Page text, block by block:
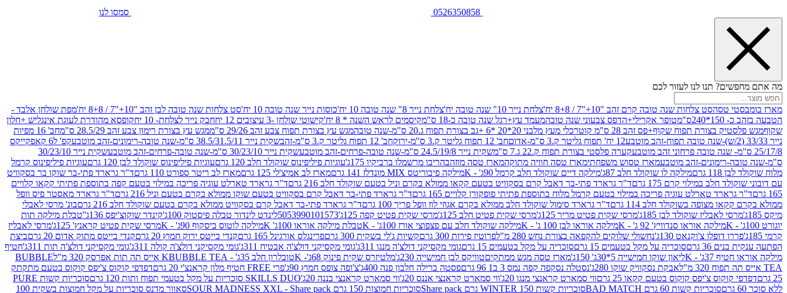
0526350858 סמסו לנו
מה אתם מחפשים? תנו לנו לעזור לכם
מארז בומבסטי טסהסט צלחות שנה טובה קרם זהב "10+"7 / 8+8 יח' צלחת נייר 10" שנה טובה יח' צלחת נייר 8" שנה טובה 10 יח' כוסות נייר שנה טובה 10 יח' סט צלחות שנה טובה לבן זהב "10+"7 / 8+8 יח'
מפת שולחן אלבד -
הטבעה בזהב כ- 150*240ס"מ
טופר אקרילי+הדפס צבעוני שנה טובהמעמד עץ+רגל שנה טובה כ-18 ס"מ קיסמים לראש השנה * 8 יח' קישוטי שולחן -3 עיצובים 12 יח חבק נייר לצלחת- 10 יח
קופסא מהודרת לעוגת אינגליש +חלון
שקוףמגש פלסטיק בצורת תפוח שקוף+פס זהב 28 ס"מ קוטר כלי מעץ מלבני 20*20 *6 +גב בצורת תפוח ג.20 ס"מ-שנה טובה מגש עץ בצורת תפוח צבע זהב 29/26 ס"מ מגש עץ בצורת רימון צבע זהב 28.5/29 ס"מ
חב' 16 מפיות
נייר 33/33 (2/ש)-שנה טובה תפוח-זהב מוטבע
12 יח' תפוח גליטר ק.3 ס"מ-אדום חב' 12 תפוח גליטר ק.3 ס"מ-ירוק חב' 12 תפוח גליטר ק.3 ס"מ-זהב שקית נייר 38.5/31.5/11 ס"מ-שנה טובה-רימונים-זהב מוטבע
קפ' ל6 קאפקייקס
25/17/8 ס"מ- שנה טובה פרחוני זהב מוטבע
קערה פלסטי בצורת תפוח ק.22 ג.7 ס"מ שקית נייר 24.5/19/8 ס"מ-שנה טובה-פרחים-זהב מוטבע שקית נייר 30/23/10 ס"מ-שנה טובה-פרחים-זהב מוטבע
שקית נייר 30/23/10
ס"מ-שנה טובה-רימונים-זהב מוטבעמארז טסוש משפחתימארז טסה חוויה מתוקהמארז טסה מוזהבהריבו מרשמלו ברביקיו 175ג' עוגיות פיליפינוס שוקולד חלב 120 גרם עוגיות פיליפינוס שוקולד לבן 120 גרם
עוגיות פיליפינוס קרמל
מלוח שוקולד לבן 118 גרם
מילקה לו שוקולד חלב 87ג' מילקה דיים שוקולד חלב קרמל 90ג' - K מילקה פיבוריטס MIX מונדלז 141 גרם מארז לב אמיצ'לי 125 גרם מארז לב ריטר ספורט 110 גרם
ד"ר גרארד פתי-בר שוקו בר בסקוויט
עם דובוני שוקולד חלב במילוי קרם 175 גרם
ד"ר גרארד פתי-בר דאבל קרם בסקוויט בטעם קקאו ממולא בקרם וניל בטעם שוקולד חלב 216 גרם
ד"ר גרארד טארלט עוגיה פריכה במילוי בטעם קפה בתוספת פתיתי קקאו קלויים
165 גרם
ד"ר גרארד טארלט עוגיה פריכה במילוי בטעם קרמל מלוח בתוספת פתיתי פופקורן קלויים 165 גרם ד"ר גרארד פתי-בר דאבל קרם בסקוויט בטעם שוקו ממולא בקרם בטעם וניל 216 גרם
ד"ר גרארד מאסטר פיס וופל
ממולא בקרם קקאו מצופה בשוקולד חלב 114 גרם
ד"ר גרארד סימול שוקולד חלב ממולא בקרם אגוזי לוז וופל פריך 100 גרם ד"ר גרארד פתי-בר דאבל קרם בסקוויט ממולא בקרם בטעם שוקולד חלב 216 גרם
בונ' מרסי לאבלי
מיקס 185ג'
מרסי לאבליז שוקולד לבן 185ג' מרסי שקית פטיט מריר 125ג' מרסי שקית פטיט חלב 125ג' מרסי שקית פטיט קפה 125ג' 5053990101573לינדט לינדור טבלה פיסטוק 100ג' קינדר שוקוצ'יפס 136ג'
'טבלת מילקה תות
יוגורט 100ג' - K
מילקה אוראו סנדוויץ' 92 ג' - K מילקה אוראו לבן 100 ג' - K מילקה שוקולד חלב עם פצפוצי אורז 100ג' - K טבלת מילקה אוראו 100ג' K מילקה לוטוס ביסקוף 90ג' - K מרסי שקית פטיט קראנץ' 125ג'
מרסי לאבליז
קרמי 185ג'
פררו דופלו צ'וקנאט 130ג' נחשולי שלוקים להקפאה בצורת נחש 280 מ"ל פרוטיז פירות 300 גרם קשיות ג'לי בשקית 300 גרם פרינגלס אורגינל 165 גרם קנדי בייטס ירוק חמוץ 20 גרם קנדי בייטס מתוק אדום 20 גרם
ביצת
הפתעה ענקית בנים 36 גרם
סוכריה על מקל בטעמים 15 גרם סוכריה על מקל בטעמים 15 גרם גומי מקסיקני דולצ'ה מנגו 311ג' גומי מקסיקני דולצ'ה אבטיח 311ג' גומי מקסיקני דולצ'ה קולה 311ג' גומי מקסיקני דולצ'ה תות 311ג'
חטיף
מילקה אוראו חטיף 37ג' - K
ליאון שוקו חמישייה 5*30ג' 150ג' מארז טסה מגש ממתקיםטוויקס לבן חמישייה 230ג' מלטיזרס שקית פינוק 68ג'- K טובלרון חלב 35ג' - K BUBBLE TEA אייס תה תות אפרסק 320 מ"ל
BUBBLE
TEA אייס תה תפוח 320 מ"ל
אבקת נסקוויק שוקו 280ג' נסטלה נסקפה קפה נמס 3 ב1 96 גרם פסטה ברילה חלבון פנה 400ג' צ'ופה צופס חמוץ 90ג' פרי FREE חטיף מלון קראנצ'י 20 גרם
דפדפי קוקוס צ'יפס קוקוס בטעם מתקתק
25 גרם
דפדפי קוקוס צ'יפס קוקוס בטעם קקאו 25 גרם ווי סמארט קראנצי מנגו 20ג' ווי סמארט קראנצי אננס 20ג' ווי סמארט קראנצי בננה 20ג' SKILLS DUO סוכריות על מקל בטעמי תפוח ותות 120 גרם
סוכריות קשות PURE
ללא סוכר 60 גרם
סוכריות קשות 60 גרם BAD MATCH סוכריות קשות WINTER 150 גרם Share pack סוכריות חמוצות 150 גרם SOUR MADNESS XXL - Share pack
סאוור מדנס סוכריות על מקל חמוצות בשקית 100